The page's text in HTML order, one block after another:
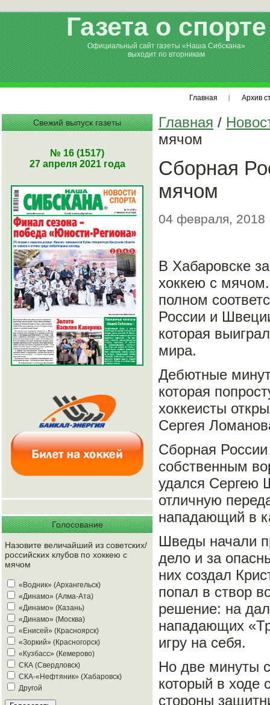
Газета о спорте
Официальный сайт газеты «Наша Сибскана»
выходит по вторникам
Главная Архив
Свежий выпуск газеты
№ 16 (1517)
27 апреля 2021 года
Голосование
Назовите величайший из советских/
российских клубов по хоккею с
мячом
«Водник» (Архангельск)
«Динамо» (Алма-Ата)
«Динамо» (Казань)
«Динамо» (Москва)
«Енисей» (Красноярск)
«Зоркий» (Красногорск)
«Кузбасс» (Кемерово)
СКА (Свердловск)
СКА-«Нефтяник» (Хабаровск)
Другой
Главная /
мячом
Сборная
мячом
04 февраля, 2018
В Хабаровске
хоккею с
полном
России и
которая
мира.
Дебютные
которая
хоккеисты
Сергея
Сборная
собственным
удался Сергею
отличную
нападающий в
Шведы начали
дело и за
них создал
попал в створ
решение: на
нападающих
игру на себя.
Но две минуты
который в ходе
стороны